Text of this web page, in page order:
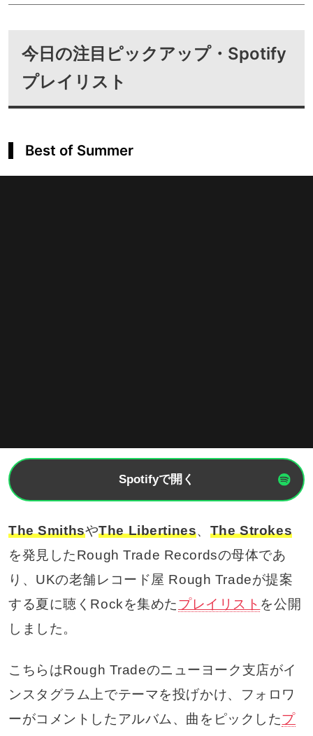
今日の注目ピックアップ・Spotify
プレイリスト
Best of Summer
Spotifyで開く
The SmithsやThe Libertines、 The Strokes
を発見したRough Trade Recordsの母体であ
り、UKの老舗レコード屋 Rough Tradeが提案
する夏に聴くRockを集めたプレイリスト を公開
しました。
こちらはRough Tradeのニューヨーク支店がイ
ンスタグラム上でテーマを投げかけ、フォロワ
ーがコメントしたアルバム、曲をピックしたプ